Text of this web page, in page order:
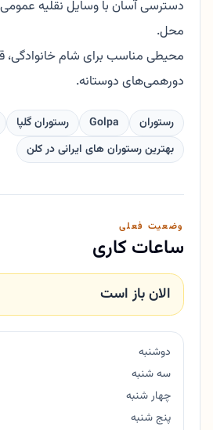
دسترسی آسان با وسایل نقلیه عمومی
محل.
محیطی مناسب برای شام خانوادگی،
دورهمی‌های دوستانه.
رستوران Golpa رستوران گلپا
بهترین رستوران های ایرانی در کلن
وضعیت فعلی
ساعات کاری
الان باز است
دوشنبه
سه شنبه
چهار شنبه
پنج شنبه